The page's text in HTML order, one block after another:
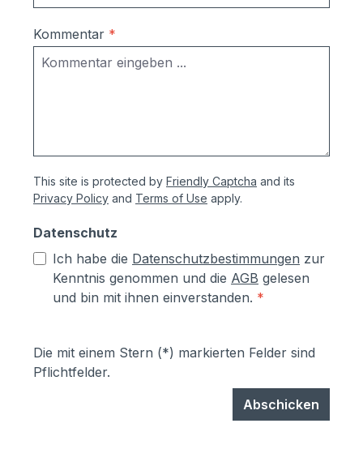
Kommentar *
This site is protected by Friendly Captcha and its
Privacy Policy and Terms of Use apply.
Datenschutz
Ich habe die Datenschutzbestimmungen zur
Kenntnis genommen und die AGB gelesen
und bin mit ihnen einverstanden. *
Die mit einem Stern (*) markierten Felder sind
Pflichtfelder.
Abschicken